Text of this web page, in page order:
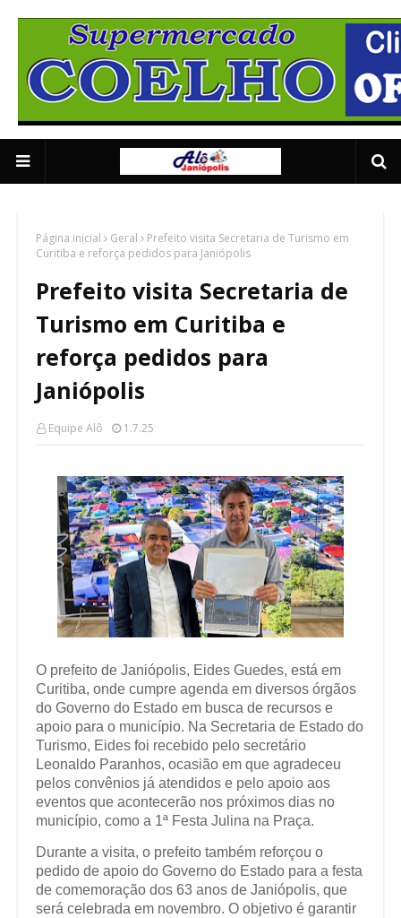
Página inicial Geral
Prefeito visita Secretaria de Turismo em
Curitiba e reforça pedidos para Janiópolis
Prefeito visita Secretaria de
Turismo em Curitiba e
reforça pedidos para
Janiópolis
Equipe Alô 1.7.25
O prefeito de Janiópolis, Eides Guedes, está em
Curitiba, onde cumpre agenda em diversos órgãos
do Governo do Estado em busca de recursos e
apoio para o município. Na Secretaria de Estado do
Turismo, Eides foi recebido pelo secretário
Leonaldo Paranhos, ocasião em que agradeceu
pelos convênios já atendidos e pelo apoio aos
eventos que acontecerão nos próximos dias no
município, como a 1ª Festa Julina na Praça.
Durante a visita, o prefeito também reforçou o
pedido de apoio do Governo do Estado para a festa
de comemoração dos 63 anos de Janiópolis, que
será celebrada em novembro. O objetivo é garantir